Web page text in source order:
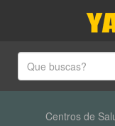
Centros de